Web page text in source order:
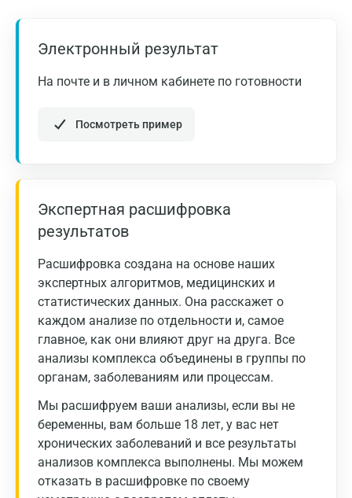
Электронный результат
На почте и в личном кабинете по готовности
Посмотреть пример
Экспертная расшифровка
результатов
Расшифровка создана на основе наших
экспертных алгоритмов, медицинских и
статистических данных. Она расскажет о
каждом анализе по отдельности и, самое
главное, как они влияют друг на друга. Все
анализы комплекса объединены в группы по
органам, заболеваниям или процессам.
Мы расшифруем ваши анализы, если вы не
беременны, вам больше 18 лет, у вас нет
хронических заболеваний и все результаты
анализов комплекса выполнены. Мы можем
отказать в расшифровке по своему
Москва
Санкт-Петербург